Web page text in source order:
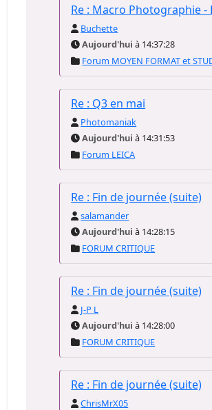
Re : Macro Photographie -
Buchette
Aujourd'hui à 14:37:28
Forum MOYEN FORMAT et
Re : Q3 en mai
Photomaniak
Aujourd'hui à 14:31:53
Forum LEICA
Re : Fin de journée (suite)
salamander
Aujourd'hui à 14:28:15
FORUM CRITIQUE
Re : Fin de journée (suite)
J-P L
Aujourd'hui à 14:28:00
FORUM CRITIQUE
Re : Fin de journée (suite)
ChrisMrX05